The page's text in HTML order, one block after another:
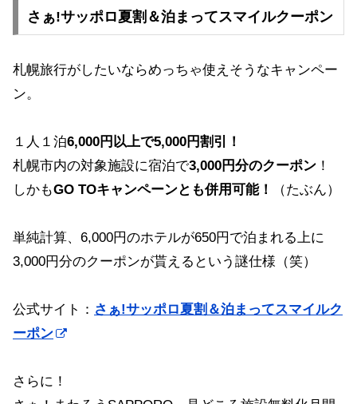
さぁ!サッポロ夏割＆泊まってスマイルクーポン
札幌旅行がしたいならめっちゃ使えそうなキャンペー
ン。
１人１泊6,000円以上で5,000円割引！
札幌市内の対象施設に宿泊で3,000円分のクーポン ！
しかもGO TOキャンペーンとも併用可能！ （たぶん）
単純計算、6,000円のホテルが650円で泊まれる上に
3,000円分のクーポンが貰えるという謎仕様（笑）
公式サイト： さぁ!サッポロ夏割＆泊まってスマイルク
ーポン
さらに！